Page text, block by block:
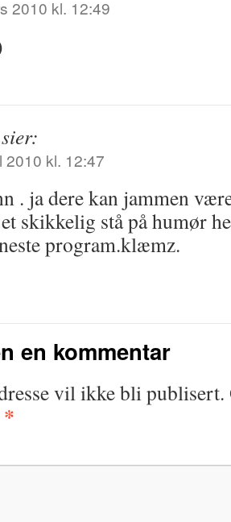
2010 kl. 12:49
sier:
2010 kl. 12:47
. ja dere kan jammen
skikkelig stå på humør
program.klæmz.
en kommentar
vil ikke bli publisert.
*